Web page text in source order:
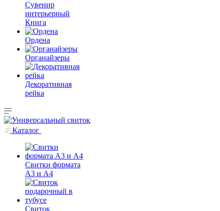
Сувенир
интерьерный
Книга
Ордена
Органайзеры
Декоративная
рейка
Каталог
Свитки формата
А3 и А4
Свиток